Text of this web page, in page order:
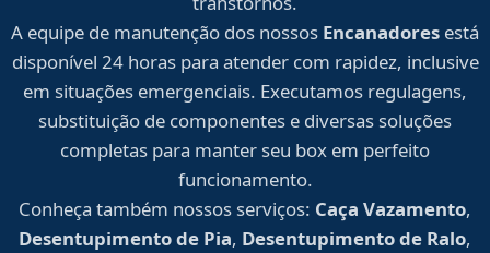
A equipe de manutenção dos nossos Encanadores está
disponível 24 horas para atender com rapidez, inclusive
em situações emergenciais. Executamos regulagens,
substituição de componentes e diversas soluções
completas para manter seu box em perfeito
funcionamento.
Conheça também nossos serviços: Caça Vazamento,
Desentupimento de Pia, Desentupimento de Ralo,